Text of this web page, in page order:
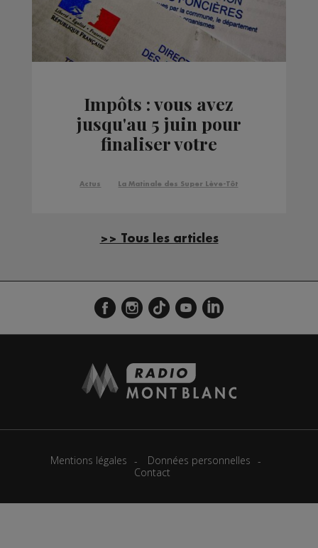
Impôts : vous avez
jusqu'au 5 juin pour
finaliser votre
Actus La Matinale des Super Lève-Tôt
>> Tous les articles
Mentions légales
Données personnelles
Contact